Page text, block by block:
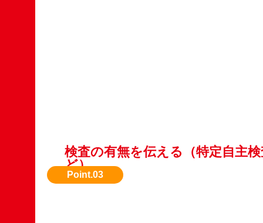
検査の有無を伝える（特定自主
ど）